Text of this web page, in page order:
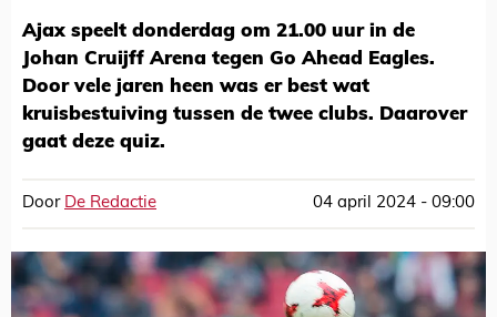
Ajax speelt donderdag om 21.00 uur in de
Johan Cruijff Arena tegen Go Ahead Eagles.
Door vele jaren heen was er best wat
kruisbestuiving tussen de twee clubs. Daarover
gaat deze quiz.
Door De Redactie 04 april 2024 - 09:00